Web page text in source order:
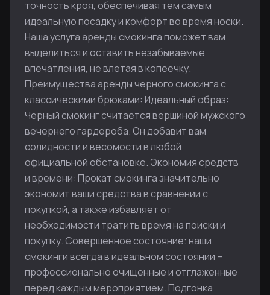
точность кроя, обеспечивая тем самым
идеальную посадку и комфорт во время носки.
Наша услуга аренды смокинга поможет вам
выделиться и оставить незабываемые
впечатления, не влетая в копеечку.
Преимущества аренды черного смокинга с
классическими брюками: Идеальный образ:
Черный смокинг считается вершиной мужского
вечернего гардероба. Он добавит вам
солидности и весомости в любой
официальной обстановке. Экономия средств
и времени: Прокат смокинга значительно
экономит ваши средства в сравнении с
покупкой, а также избавляет от
необходимости тратить время на поиски и
покупку. Совершенное состояние: наши
смокинги всегда в идеальном состоянии –
профессионально очищенные и отглаженные
перед каждым мероприятием. Подгонка